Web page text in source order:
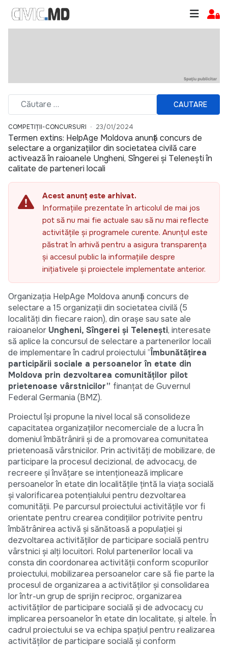
CAUTARE
COMPETIȚII-CONCURSURI 23/01/2024
Termen extins: HelpAge Moldova anunță concurs de
selectare a organizațiilor din societatea civilă care
activează în raioanele Ungheni, Sîngerei și Telenești în
calitate de parteneri locali
Acest anunț este arhivat.
Informațiile prezentate în articolul de mai jos
pot să nu mai fie actuale sau să nu mai reflecte
activitățile și programele curente. Anunțul este
păstrat în arhivă pentru a asigura transparența
și accesul public la informațiile despre
inițiativele și proiectele implementate anterior.
Organizația HelpAge Moldova anunță concurs de
selectare a 15 organizații din societatea civilă (5
localități din fiecare raion), din orașe sau sate ale
raioanelor Ungheni, Sîngerei și Telenești, interesate
să aplice la concursul de selectare a partenerilor locali
de implementare în cadrul proiectului ”Îmbunătățirea
participării sociale a persoanelor în etate din
Moldova prin dezvoltarea comunităților pilot
prietenoase vârstnicilor” finanțat de Guvernul
Federal Germania (BMZ).
Proiectul își propune la nivel local să consolideze
capacitatea organizațiilor necomerciale de a lucra în
domeniul îmbătrânirii și de a promovarea comunitatea
prietenoasă vârstnicilor. Prin activități de mobilizare, de
participare la procesul decizional, de advocacy, de
recreere și învățare se intenționează implicare
persoanelor în etate din localitățile țintă la viața socială
și valorificarea potențialului pentru dezvoltarea
comunității. Pe parcursul proiectului activitățile vor fi
orientate pentru crearea condițiilor potrivite pentru
îmbătrânirea activă și sănătoasă a populației și
dezvoltarea activităților de participare socială pentru
vârstnici și alți locuitori. Rolul partenerilor locali va
consta din coordonarea activității conform scopurilor
proiectului, mobilizarea persoanelor care să fie parte la
procesul de organizarea a activităților și consolidarea
lor într-un grup de sprijin reciproc, organizarea
activităților de participare socială și de advocacy cu
implicarea persoanelor în etate din localitate, și altele. În
cadrul proiectului se va echipa spațiul pentru realizarea
activităților de participare socială și conform